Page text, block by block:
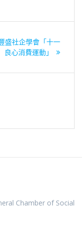
post:
盛社企學會「十一
良心消費運動」
Chamber of Social